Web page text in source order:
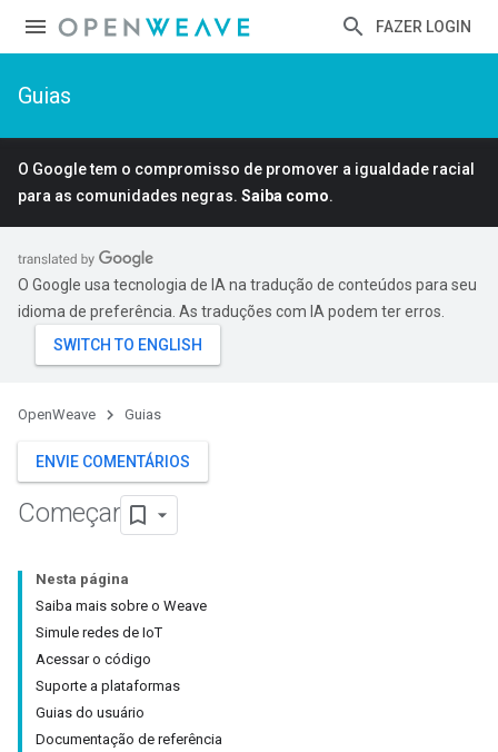
FAZER LOGIN
Guias
O Google tem o compromisso de promover a igualdade racial
para as comunidades negras. Saiba como.
O Google usa tecnologia de IA na tradução de conteúdos para seu
idioma de preferência. As traduções com IA podem ter erros.
OpenWeave Guias
ENVIE COMENTÁRIOS
Começar
Nesta página
Saiba mais sobre o Weave
Simule redes de IoT
Acessar o código
Suporte a plataformas
Guias do usuário
Documentação de referência